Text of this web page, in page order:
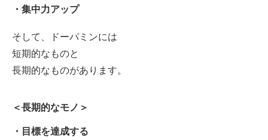
・集中力アップ
そして、ドーパミンには
短期的なものと
長期的なものがあります。
＜長期的なモノ＞
・目標を達成する